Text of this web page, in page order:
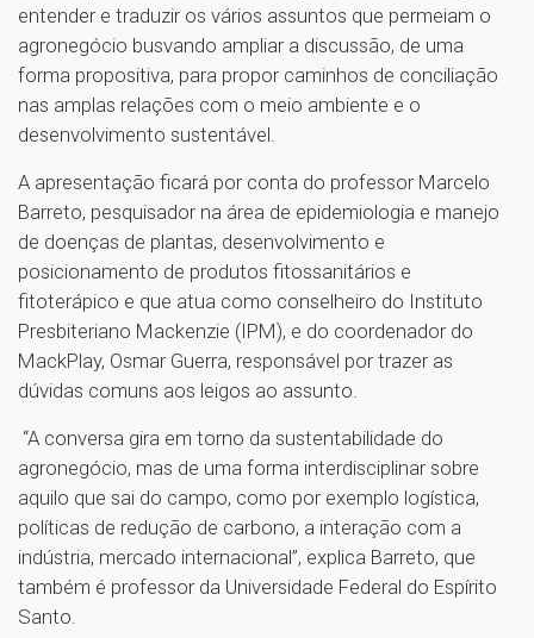
entender e traduzir os vários assuntos que permeiam o
agronegócio busvando ampliar a discussão, de uma
forma propositiva, para propor caminhos de conciliação
nas amplas relações com o meio ambiente e o
desenvolvimento sustentável.
A apresentação ficará por conta do professor Marcelo
Barreto, pesquisador na área de epidemiologia e manejo
de doenças de plantas, desenvolvimento e
posicionamento de produtos fitossanitários e
fitoterápico e que atua como conselheiro do Instituto
Presbiteriano Mackenzie (IPM), e do coordenador do
MackPlay, Osmar Guerra, responsável por trazer as
dúvidas comuns aos leigos ao assunto.
“A conversa gira em torno da sustentabilidade do
agronegócio, mas de uma forma interdisciplinar sobre
aquilo que sai do campo, como por exemplo logística,
políticas de redução de carbono, a interação com a
indústria, mercado internacional”, explica Barreto, que
também é professor da Universidade Federal do Espírito
Santo.